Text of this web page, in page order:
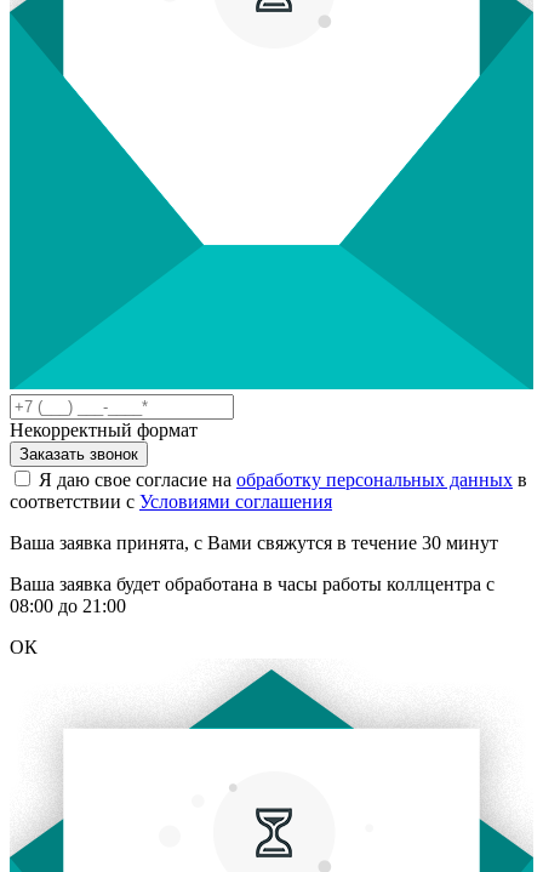
Некорректный формат
Заказать звонок
Я даю свое согласие на обработку персональных данных в
соответствии с Условиями соглашения
Ваша заявка принята, с Вами свяжутся в течение 30 минут
Ваша заявка будет обработана в часы работы коллцентра с
08:00 до 21:00
ОК